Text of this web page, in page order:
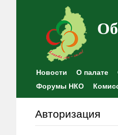
Новости О палате
Форумы НКО
Авторизация